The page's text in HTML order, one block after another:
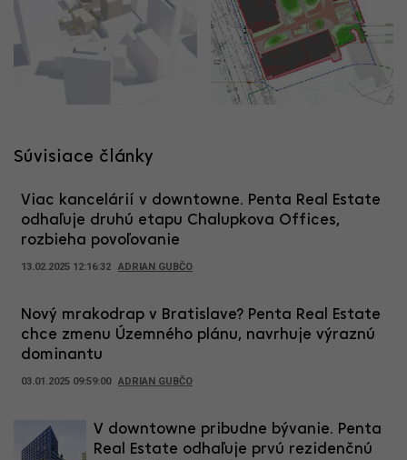
Súvisiace články
Viac kancelárií v downtowne. Penta Real Estate
odhaľuje druhú etapu Chalupkova Offices,
rozbieha povoľovanie
13.02.2025 12:16:32 ADRIAN GUBČO
Nový mrakodrap v Bratislave? Penta Real Estate
chce zmenu Územného plánu, navrhuje výraznú
dominantu
03.01.2025 09:59:00 ADRIAN GUBČO
V downtowne pribudne bývanie. Penta
Real Estate odhaľuje prvú rezidenčnú